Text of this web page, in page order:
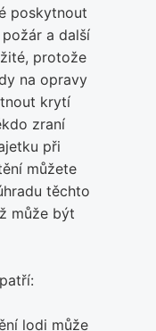
poskytnout
a další
protože
na opravy
krytí
zraní
při
můžete
těchto
může být
lodi může